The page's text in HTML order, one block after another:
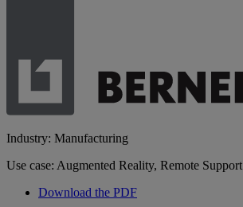
Industry: Manufacturing
Use case: Augmented Reality, Remote Support
Download the PDF